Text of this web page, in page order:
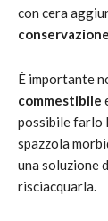
con cera
conservazione
È importante
commestibile
possibile farlo
spazzola
una soluzione
risciacquarla.